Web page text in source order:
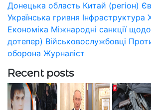
Донецька область Китай (регіон)
Українська гривня Інфраструктура
Економіка Міжнародні санкції
дотепер) Військовослужбовці
оборона Журналіст
Recent posts